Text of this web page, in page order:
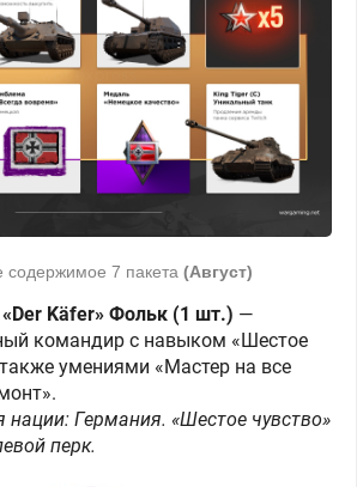
содержимое 7 пакета (Август)
Käfer» Фольк (1 шт.) —
командир с навыком «Шестое
умениями «Мастер на все
нации: Германия. «Шестое чувство»
перк.